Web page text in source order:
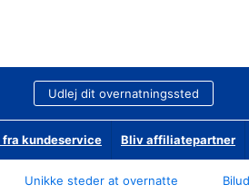
Udlej dit overnatningssted
kundeservice Bliv affiliatepartner
Unikke steder at overnatte